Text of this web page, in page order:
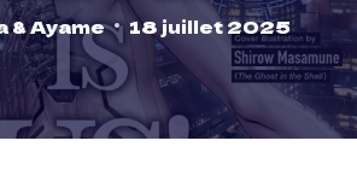
& Ayame 18 juillet 2025